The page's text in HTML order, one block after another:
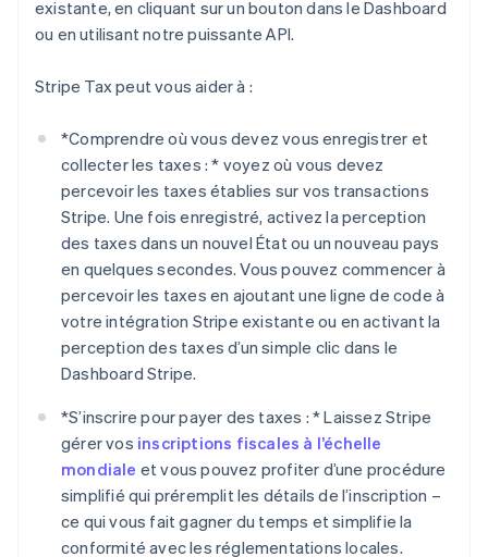
existante, en cliquant sur un bouton dans le Dashboard
ou en utilisant notre puissante API.
Stripe Tax peut vous aider à :
*Comprendre où vous devez vous enregistrer et
collecter les taxes : * voyez où vous devez
percevoir les taxes établies sur vos transactions
Stripe. Une fois enregistré, activez la perception
des taxes dans un nouvel État ou un nouveau pays
en quelques secondes. Vous pouvez commencer à
percevoir les taxes en ajoutant une ligne de code à
votre intégration Stripe existante ou en activant la
perception des taxes d’un simple clic dans le
Dashboard Stripe.
*S’inscrire pour payer des taxes : *Laissez Stripe
gérer vos inscriptions fiscales à l’échelle
mondiale et vous pouvez profiter d’une procédure
simplifié qui préremplit les détails de l’inscription –
ce qui vous fait gagner du temps et simplifie la
conformité avec les réglementations locales.